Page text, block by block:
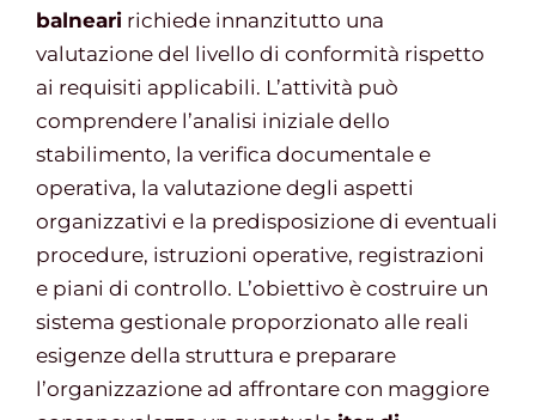
balneari richiede innanzitutto una
valutazione del livello di conformità rispetto
ai requisiti applicabili. L’attività può
comprendere l’analisi iniziale dello
stabilimento, la verifica documentale e
operativa, la valutazione degli aspetti
organizzativi e la predisposizione di eventuali
procedure, istruzioni operative, registrazioni
e piani di controllo. L’obiettivo è costruire un
sistema gestionale proporzionato alle reali
esigenze della struttura e preparare
l’organizzazione ad affrontare con maggiore